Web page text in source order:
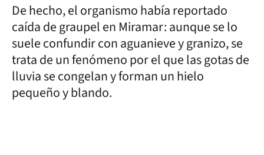
De hecho, el organismo había reportado
caída de graupel en Miramar: aunque se lo
suele confundir con aguanieve y granizo, se
trata de un fenómeno por el que las gotas de
lluvia se congelan y forman un hielo
pequeño y blando.